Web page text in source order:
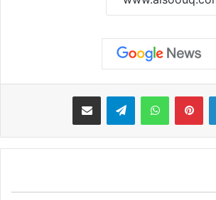
لينكدإن بينتيريستواتساب تيلقرام مشاركة عبر البريد